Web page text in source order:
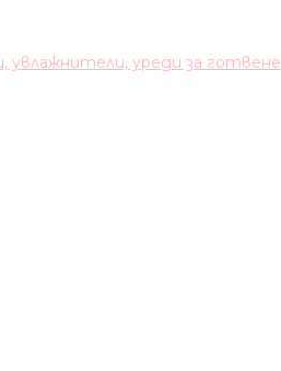
увлажнители, уреди за готвене